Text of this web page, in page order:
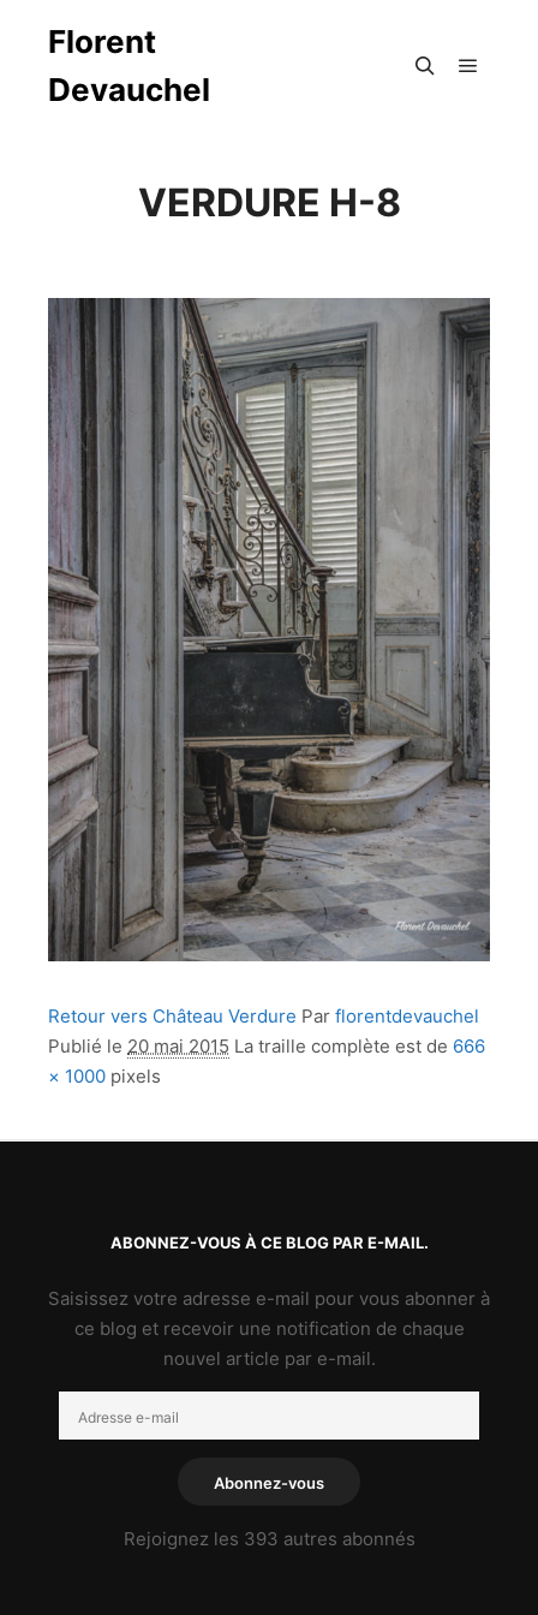
Florent
Devauchel
VERDURE H-8
Retour vers Château Verdure Par florentdevauchel
Publié le 20 mai 2015 La traille complète est de 666
× 1000 pixels
ABONNEZ-VOUS À CE BLOG PAR E-MAIL.
Saisissez votre adresse e-mail pour vous abonner à
ce blog et recevoir une notification de chaque
nouvel article par e-mail.
e-
Abonnez-vous
Rejoignez les 393 autres abonnés